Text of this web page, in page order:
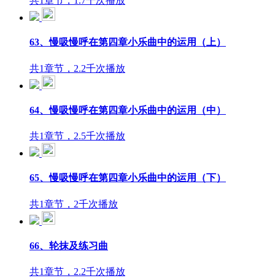
63、慢吸慢呼在第四章小乐曲中的运用（上）
共1章节，2.2千次播放
64、慢吸慢呼在第四章小乐曲中的运用（中）
共1章节，2.5千次播放
65、慢吸慢呼在第四章小乐曲中的运用（下）
共1章节，2千次播放
66、轮抹及练习曲
共1章节，2.2千次播放